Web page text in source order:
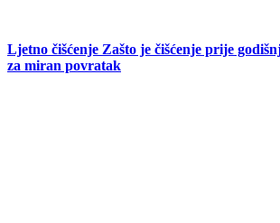
Ljetno čišćenje Zašto je čišćenje prije
za miran povratak